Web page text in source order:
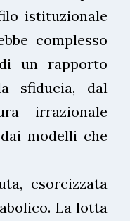
istituzionale
complesso
un rapporto
sfiducia, dal
irrazionale
modelli che
esorcizzata
La lotta